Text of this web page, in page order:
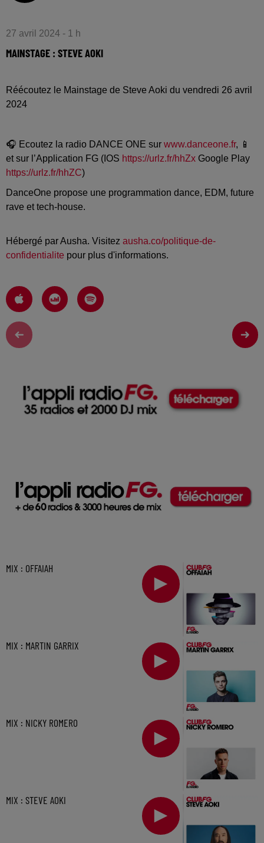
27 avril 2024 - 1 h
MAINSTAGE : STEVE AOKI
Réécoutez le Mainstage de Steve Aoki du vendredi 26 avril
2024
🎧 Ecoutez la radio DANCE ONE sur www.danceone.fr, 📱
et sur l’Application FG (IOS https://urlz.fr/hhZx Google Play
https://urlz.fr/hhZC)
DanceOne propose une programmation dance, EDM, future
rave et tech-house.
Hébergé par Ausha. Visitez ausha.co/politique-de-
confidentialite pour plus d'informations.
MIX : OFFAIAH
MIX : MARTIN GARRIX
MIX : NICKY ROMERO
MIX : STEVE AOKI